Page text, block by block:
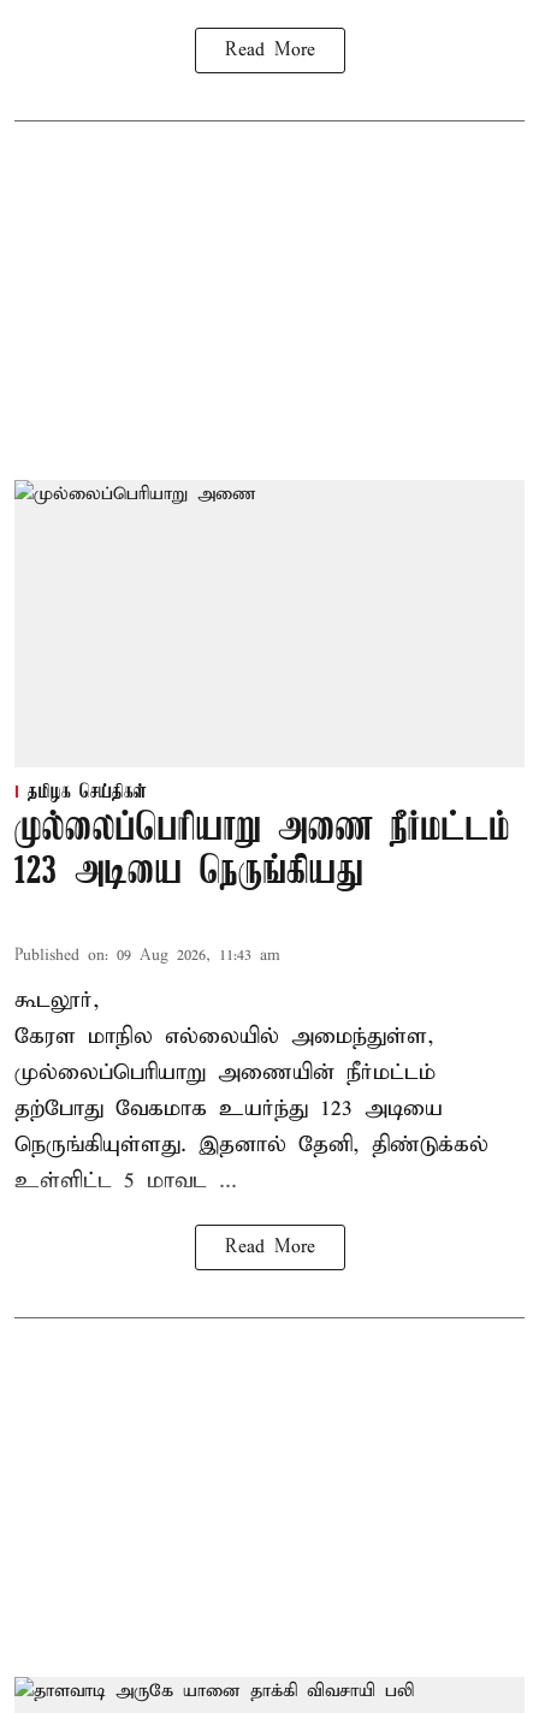
Read More
தமிழக செய்திகள்
முல்லைப்பெரியாறு அணை நீர்மட்டம்
123 அடியை நெருங்கியது
Published on: 09 Aug 2026, 11:43 am
கூடலூர்,
கேரள மாநில எல்லையில் அமைந்துள்ள,
முல்லைப்பெரியாறு அணையின் நீர்மட்டம்
தற்போது வேகமாக உயர்ந்து 123 அடியை
நெருங்கியுள்ளது. இதனால் தேனி, திண்டுக்கல்
உள்ளிட்ட 5 மாவட ...
Read More